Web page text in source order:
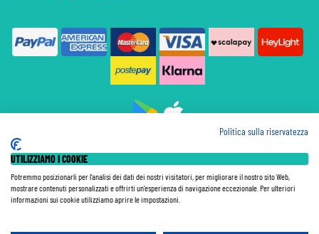
Assicurazione
Le Tariffe pubblicate si intendono per persona (p.p.) con Tasse e Diritti Portuali inclusi. Le quote di
Politica sulla riservatezza
UTILIZZIAMO I COOKIE
Potremmo posizionarli per l'analisi dei dati dei nostri visitatori, per migliorare il nostro sito Web,
mostrare contenuti personalizzati e offrirti un'esperienza di navigazione eccezionale. Per ulteriori
informazioni sui cookie utilizziamo aprire le impostazioni.